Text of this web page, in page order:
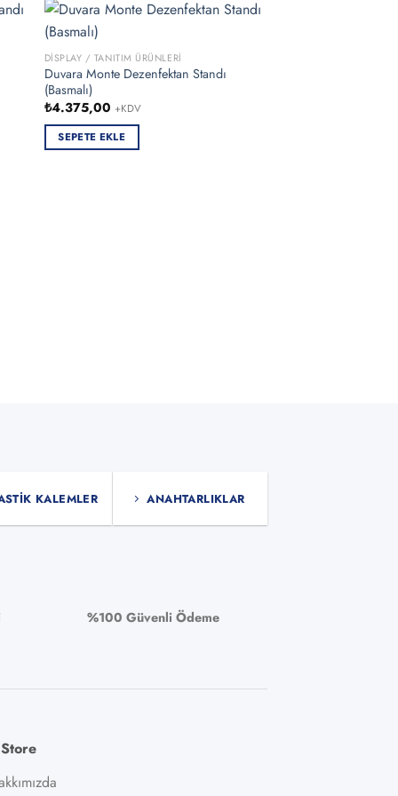
DISPLAY / TANITIM ÜRÜNLERI
Duvara Monte Dezenfektan Standı
(Basmalı)
₺4.375,00 +KDV
SEPETE EKLE
KALEMLER ANAHTARLIKLAR
%100 Güvenli Ödeme